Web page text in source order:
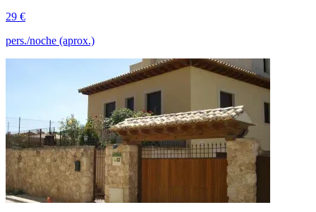
29 €
pers./noche (aprox.)